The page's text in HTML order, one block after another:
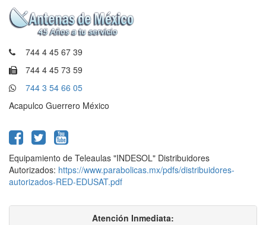
744 4 45 67 39
744 4 45 73 59
744 3 54 66 05
Acapulco Guerrero México
Equipamiento de Teleaulas "INDESOL" Distribuidores
Autorizados: https://www.parabolicas.mx/pdfs/distribuidores-
autorizados-RED-EDUSAT.pdf
Atención Inmediata: